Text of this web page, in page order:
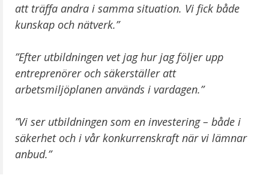
att träffa andra i samma situation. Vi fick både
kunskap och nätverk.”
”Efter utbildningen vet jag hur jag följer upp
entreprenörer och säkerställer att
arbetsmiljöplanen används i vardagen.”
”Vi ser utbildningen som en investering – både i
säkerhet och i vår konkurrenskraft när vi lämnar
anbud.”